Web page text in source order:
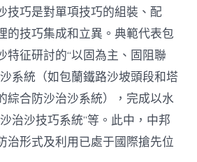
技巧是對單項技巧的組裝、配
的技巧集成和立異。典範代表包
特征研討的“以固為主、固阻聯
系統（如包蘭鐵路沙坡頭段和塔
綜合防沙治沙系統），完成以水
治沙技巧系統”等。此中，中邦
治形式及利用已處于國際搶先位